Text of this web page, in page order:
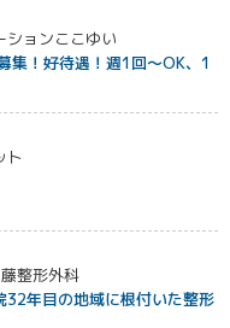
ションここゆい
集！好待遇！週1回～OK、1
ト
整形外科
年目の地域に根付いた整形